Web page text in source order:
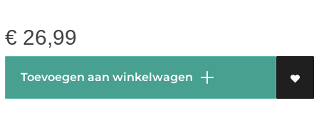
€ 26,99
Toevoegen aan winkelwagen